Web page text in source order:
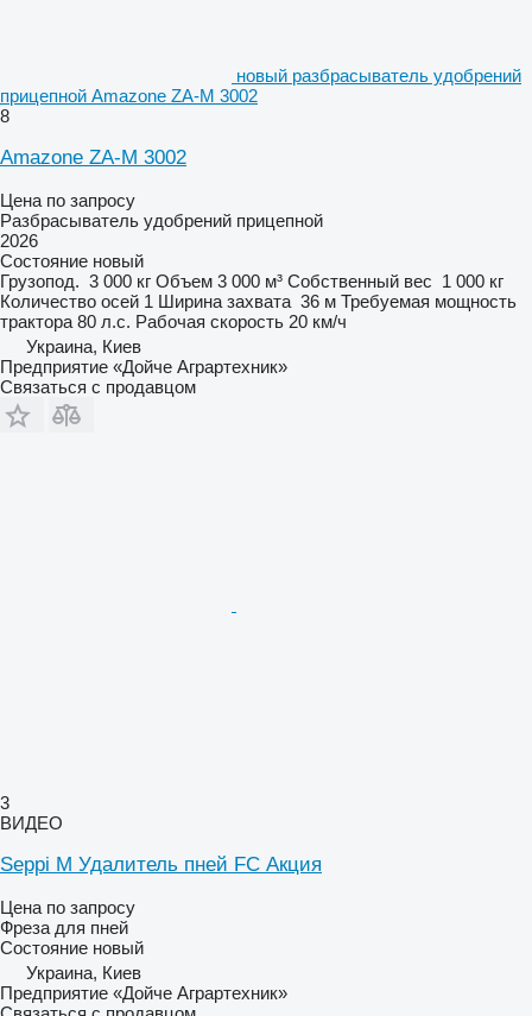
новый разбрасыватель удобрений
прицепной Amazone ZA-M 3002
8
Amazone ZA-M 3002
Цена по запросу
Разбрасыватель удобрений прицепной
2026
Состояние новый
Грузопод. 3 000 кг Объем 3 000 м³ Собственный вес 1 000 кг
Количество осей 1 Ширина захвата 36 м Требуемая мощность
трактора 80 л.с. Рабочая скорость 20 км/ч
Украина, Киев
Предприятие «Дойче Аграртехник»
Связаться с продавцом
3
ВИДЕО
Seppi M Удалитель пней FC Акция
Цена по запросу
Фреза для пней
Состояние новый
Украина, Киев
Предприятие «Дойче Аграртехник»